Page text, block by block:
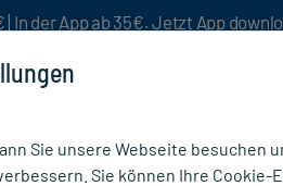
In der App ab 35€. Jetzt App
Sie unsere Webseite besuchen
Sie können Ihre